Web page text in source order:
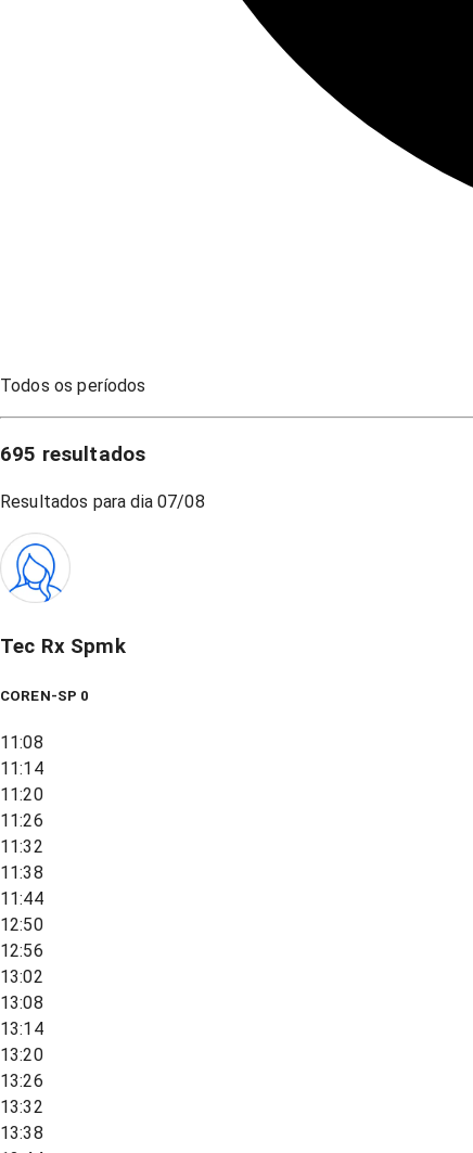
Todos os períodos
695 resultados
Resultados para dia 07/08
Tec Rx Spmk
COREN-SP 0
11:08
11:14
11:20
11:26
11:32
11:38
11:44
12:50
12:56
13:02
13:08
13:14
13:20
13:26
13:32
13:38